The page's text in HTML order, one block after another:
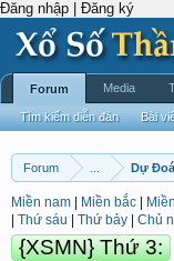
Đăng nhập | Đăng ký
Forum Dự
Miền nam Miền bắc
Thứ sáu Thứ bảy Chủ
{XSMN} Thứ 3:
Forum
Tìm kiếm diễn đàn Bài
Media